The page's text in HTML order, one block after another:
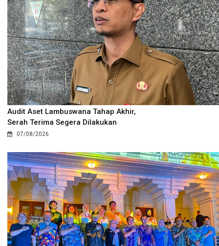
Audit Aset Lambuswana Tahap Akhir,
Serah Terima Segera Dilakukan
07/08/2026